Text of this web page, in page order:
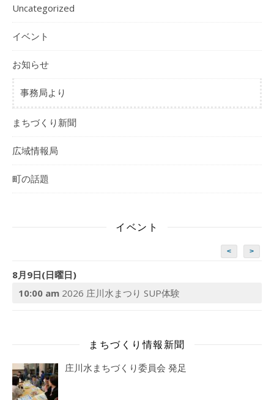
Uncategorized
イベント
お知らせ
事務局より
まちづくり新聞
広域情報局
町の話題
イベント
< >
8月9日(日曜日)
10:00 am 2026 庄川水まつり SUP体験
まちづくり情報新聞
庄川水まちづくり委員会 発足